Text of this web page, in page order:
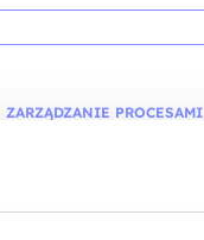
ZARZĄDZANIE PROCESAMI
exam